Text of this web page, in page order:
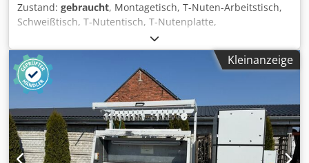
Zustand: gebraucht, Montagetisch, T-Nuten-Arbeitstisch,
Schweißtisch, T-Nutentisch, T-Nutenplatte,
Gebrauchtmaschine Gesamtabmessungen: 4020 x 1720 x
410 mm Nutmaß: 65x55 mm Dcedpfxey A N T Sj Ai Nok
Kleinanzeige